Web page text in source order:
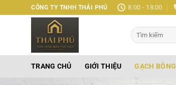
qua
CÔNG TY TNHH THÁI PHÚ 8:00 - 18:00
Tìm
kiếm:
TRANG CHỦ GIỚI THIỆU GẠCH BÔNG